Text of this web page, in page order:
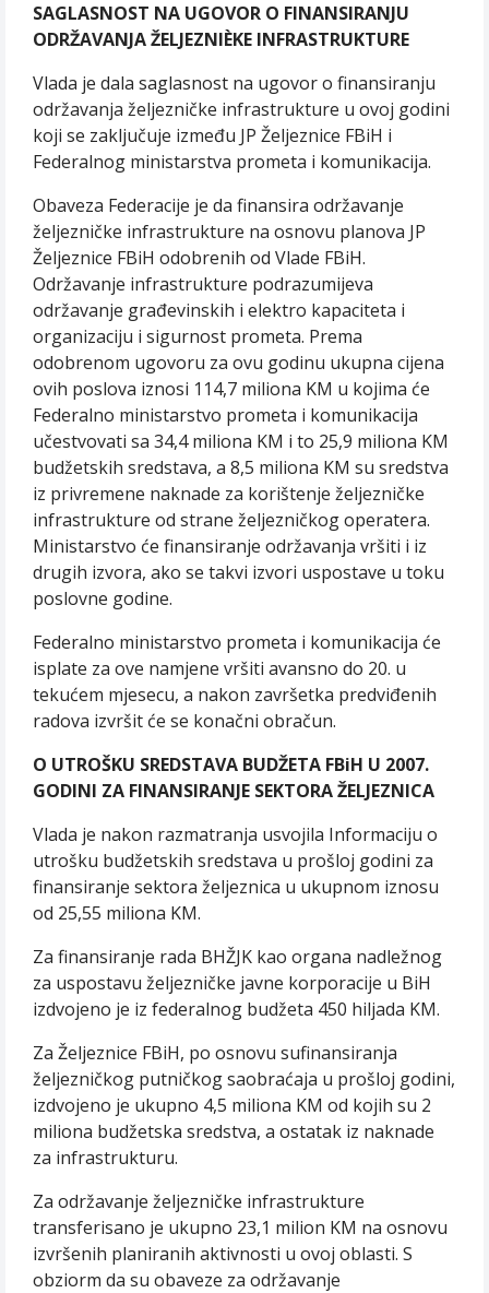
SAGLASNOST NA UGOVOR O FINANSIRANJU
ODRŽAVANJA ŽELJEZNIÈKE INFRASTRUKTURE
Vlada je dala saglasnost na ugovor o finansiranju
održavanja željezničke infrastrukture u ovoj godini
koji se zaključuje između JP Željeznice FBiH i
Federalnog ministarstva prometa i komunikacija.
Obaveza Federacije je da finansira održavanje
željezničke infrastrukture na osnovu planova JP
Željeznice FBiH odobrenih od Vlade FBiH.
Održavanje infrastrukture podrazumijeva
održavanje građevinskih i elektro kapaciteta i
organizaciju i sigurnost prometa. Prema
odobrenom ugovoru za ovu godinu ukupna cijena
ovih poslova iznosi 114,7 miliona KM u kojima će
Federalno ministarstvo prometa i komunikacija
učestvovati sa 34,4 miliona KM i to 25,9 miliona KM
budžetskih sredstava, a 8,5 miliona KM su sredstva
iz privremene naknade za korištenje željezničke
infrastrukture od strane željezničkog operatera.
Ministarstvo će finansiranje održavanja vršiti i iz
drugih izvora, ako se takvi izvori uspostave u toku
poslovne godine.
Federalno ministarstvo prometa i komunikacija će
isplate za ove namjene vršiti avansno do 20. u
tekućem mjesecu, a nakon završetka predviđenih
radova izvršit će se konačni obračun.
O UTROŠKU SREDSTAVA BUDŽETA FBiH U 2007.
GODINI ZA FINANSIRANJE SEKTORA ŽELJEZNICA
Vlada je nakon razmatranja usvojila Informaciju o
utrošku budžetskih sredstava u prošloj godini za
finansiranje sektora željeznica u ukupnom iznosu
od 25,55 miliona KM.
Za finansiranje rada BHŽJK kao organa nadležnog
za uspostavu željezničke javne korporacije u BiH
izdvojeno je iz federalnog budžeta 450 hiljada KM.
Za Željeznice FBiH, po osnovu sufinansiranja
željezničkog putničkog saobraćaja u prošloj godini,
izdvojeno je ukupno 4,5 miliona KM od kojih su 2
miliona budžetska sredstva, a ostatak iz naknade
za infrastrukturu.
Za održavanje željezničke infrastrukture
transferisano je ukupno 23,1 milion KM na osnovu
izvršenih planiranih aktivnosti u ovoj oblasti. S
obziorm da su obaveze za održavanje